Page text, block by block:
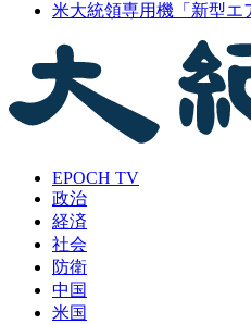
米大統領専用機「新型エ
EPOCH TV
政治
経済
社会
防衛
中国
米国